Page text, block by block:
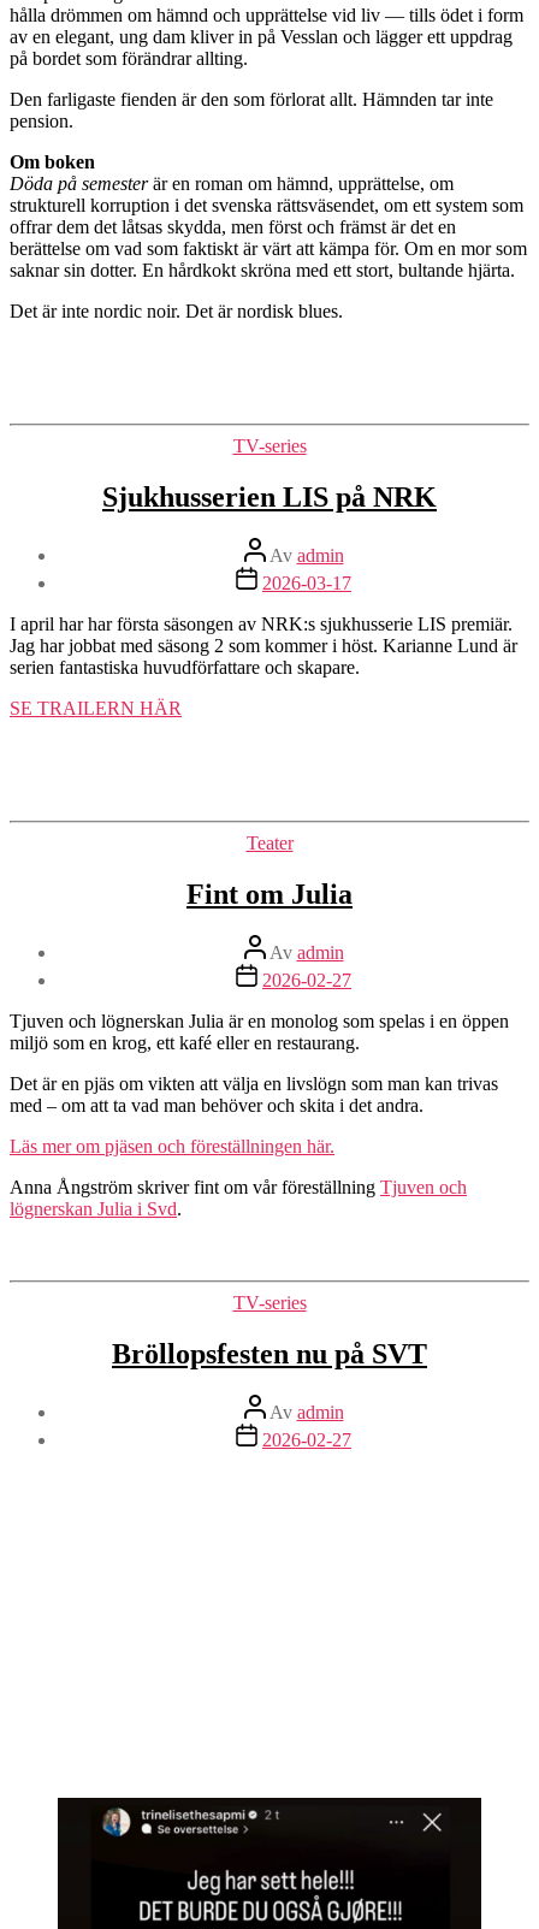
hålla drömmen om hämnd och upprättelse vid liv — tills ödet i form
av en elegant, ung dam kliver in på Vesslan och lägger ett uppdrag
på bordet som förändrar allting.
Den farligaste fienden är den som förlorat allt. Hämnden tar inte
pension.
Om boken
Döda på semesterär en roman om hämnd, upprättelse, om
strukturell korruption i det svenska rättsväsendet, om ett system som
offrar dem det låtsas skydda, men först och främst är det en
berättelse om vad som faktiskt är värt att kämpa för. Om en mor som
saknar sin dotter. En hårdkokt skröna med ett stort, bultande hjärta.
Det är inte nordic noir. Det är nordisk blues.
Kategorier
TV-series
Sjukhusserien LIS på NRK
Inläggsförfattare
Av admin
Inläggsdatum
2026-03-17
I april har har första säsongen av NRK:s sjukhusserie LIS premiär.
Jag har jobbat med säsong 2 som kommer i höst. Karianne Lund är
serien fantastiska huvudförfattare och skapare.
SE TRAILERN HÄR
Kategorier
Teater
Fint om Julia
Inläggsförfattare
Av admin
Inläggsdatum
2026-02-27
Tjuven och lögnerskan Julia är en monolog som spelas i en öppen
miljö som en krog, ett kafé eller en restaurang.
Det är en pjäs om vikten att välja en livslögn som man kan trivas
med – om att ta vad man behöver och skita i det andra.
Läs mer om pjäsen och föreställningen här.
Anna Ångström skriver fint om vår föreställning Tjuven och
lögnerskan Julia i Svd.
Kategorier
TV-series
Bröllopsfesten nu på SVT
Inläggsförfattare
Av admin
Inläggsdatum
2026-02-27